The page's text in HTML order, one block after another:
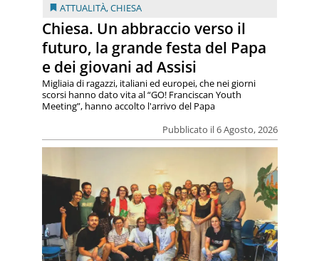
ATTUALITÀ,CHIESA
Chiesa. Un abbraccio verso il
futuro, la grande festa del Papa
e dei giovani ad Assisi
Pubblicato il 6 Agosto, 2026
Migliaia di ragazzi, italiani ed europei, che nei giorni
scorsi hanno dato vita al “GO! Franciscan Youth
Meeting”, hanno accolto l'arrivo del Papa